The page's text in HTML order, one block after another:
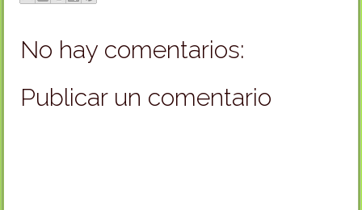
No hay comentarios:
Publicar un comentario